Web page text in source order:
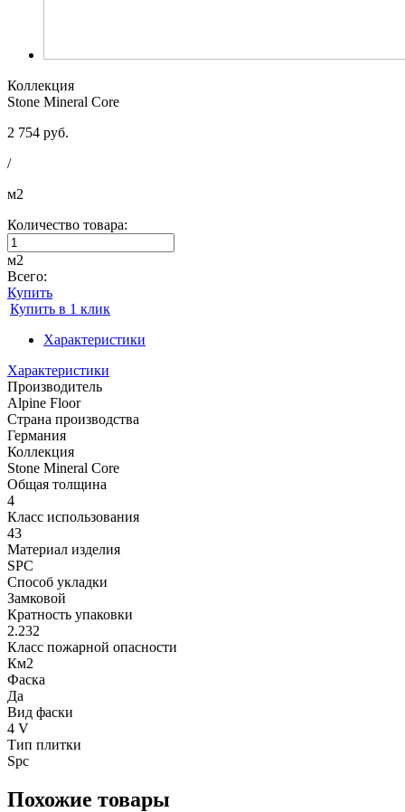
Коллекция
Stone Mineral Core
2 754 руб.
/
м2
Количество товара:
м2
Всего:
Купить
Купить в 1 клик
Характеристики
Характеристики
Производитель
Alpine Floor
Страна производства
Германия
Коллекция
Stone Mineral Core
Общая толщина
4
Класс использования
43
Материал изделия
SPC
Способ укладки
Замковой
Кратность упаковки
2.232
Класс пожарной опасности
Км2
Фаска
Да
Вид фаски
4 V
Тип плитки
Spc
Похожие товары